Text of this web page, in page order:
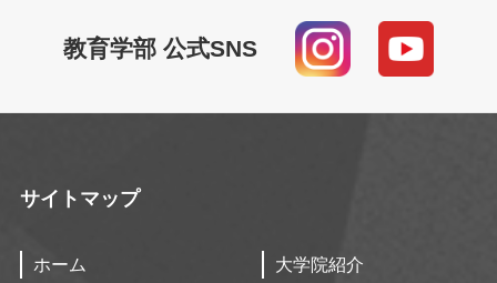
教育学部 公式SNS
サイトマップ
ホーム
大学院紹介